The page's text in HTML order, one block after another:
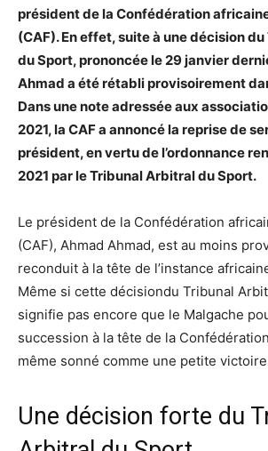
président de la Confédération
(CAF). En effet, suite à une décision
du Sport, prononcée le 29 janvier
Ahmad a été rétabli provisoirement
Dans une note adressée aux
2021, la CAF a annoncé la reprise de
président, en vertu de l’ordonnance
2021 par le Tribunal Arbitral du Sport.
Le président de la Confédération
(CAF), Ahmad Ahmad, est au moins
reconduit à la tête de l’instance
Même si cette décisiondu Tribunal
signifie pas encore que le Malgache
succession à la tête de la
même sonné comme une petite
Une décision forte du